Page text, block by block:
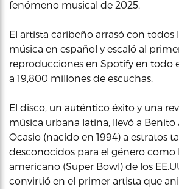
fenómeno musical de 2025.
El artista caribeño arrasó con todos
música en español y escaló al
reproducciones en Spotify en todo
a 19,800 millones de escuchas.
El disco, un auténtico éxito y una
música urbana latina, llevó a
Ocasio (nacido en 1994) a estratos
desconocidos para el género como
americano (Super Bowl) de los
convirtió en el primer artista que